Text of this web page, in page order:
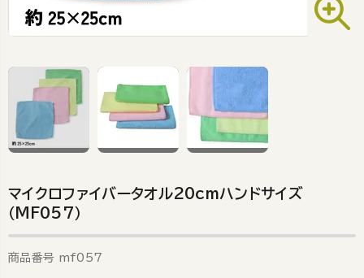
マイクロファイバータオル20cmハンドサイズ
（MF057）
商品番号 mf057